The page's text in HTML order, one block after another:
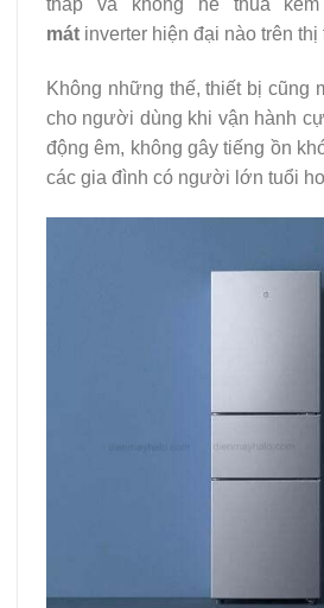
thấp và không hề thua
mát inverter hiện đại nào trên
Không những thế, thiết bị cũng
cho người dùng khi vận hành
động êm, không gây tiếng ồn
các gia đình có người lớn tuổi